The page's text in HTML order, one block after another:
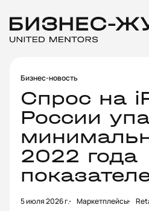
Бизнес-новость
Спрос на
России
2022 года
5 июля 2026 г. Маркетплейсы